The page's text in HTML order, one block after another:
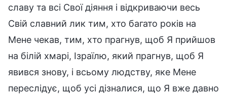
славу та всі Свої діяння і відкриваючи весь
Свій славний лик тим, хто багато років на
Мене чекав, тим, хто прагнув, щоб Я прийшов
на білій хмарі, Ізраїлю, який прагнув, щоб Я
явився знову, і всьому людству, яке Мене
переслідує, щоб усі дізналися, що Я вже давно